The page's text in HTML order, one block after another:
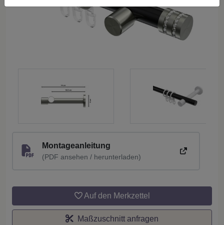
Montageanleitung
(PDF ansehen / herunterladen)
Auf den Merkzettel
Maßzuschnitt anfragen